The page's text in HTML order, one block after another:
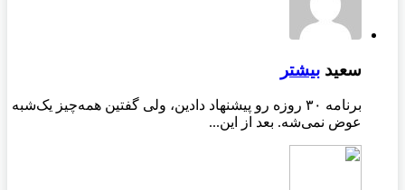
سعید بیشتر
برنامه ۳۰ روزه رو پیشنهاد دادین، ولی گفتین همه‌چیز یک‌شبه
عوض نمی‌شه. بعد از این...